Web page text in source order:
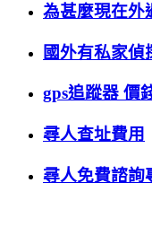
為甚麼現在外
國外有私家偵
gps追蹤器 價
尋人查址費用
尋人免費諮詢